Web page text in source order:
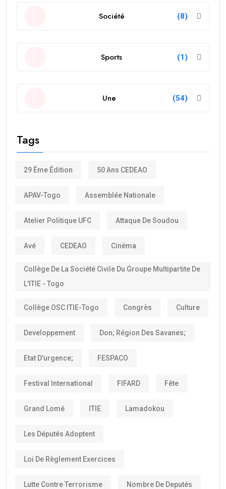
Société (8)
Sports (1)
Une (54)
Tags
29 Ème Édition 50 Ans CEDEAO
APAV-Togo Assemblée Nationale
Atelier Politique UFC Attaque De Soudou
Avé CEDEAO Cinéma
Collège De La Société Civile Du Groupe Multipartite De
L'ITIE - Togo
Collège OSC ITIE-Togo Congrès Culture
Developpement Don; Région Des Savanes;
Etat D'urgence; FESPACO
Festival International FIFARD Fête
Grand Lomé ITIE Lamadokou
Les Députés Adoptent
Loi De Règlement Exercices
Lutte Contre Terrorisme Nombre De Deputés